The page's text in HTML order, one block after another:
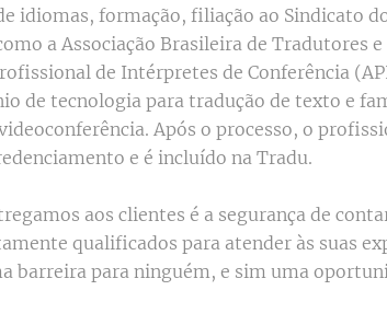
idiomas, formação, filiação ao Sindicato
a Associação Brasileira de Tradutores
de Intérpretes de Conferência
de tecnologia para tradução de texto e
Após o processo, o
e é incluído na Tradu.
aos clientes é a segurança de
qualificados para atender às suas
barreira para ninguém, e sim uma